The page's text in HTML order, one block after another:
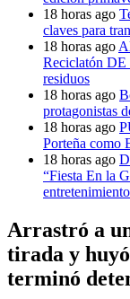
18 horas ago
claves para
18 horas ago
Reciclatón DE
residuos
18 horas ago
protagonistas
18 horas ago
Porteña como
18 horas ago
“Fiesta En la
Arrastró a
tirada y
terminó